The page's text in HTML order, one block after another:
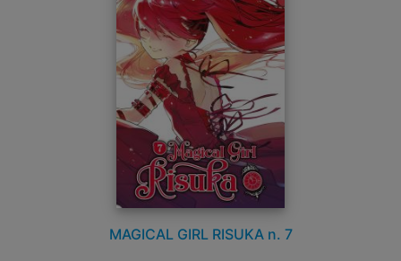
MAGICAL GIRL RISUKA n. 7